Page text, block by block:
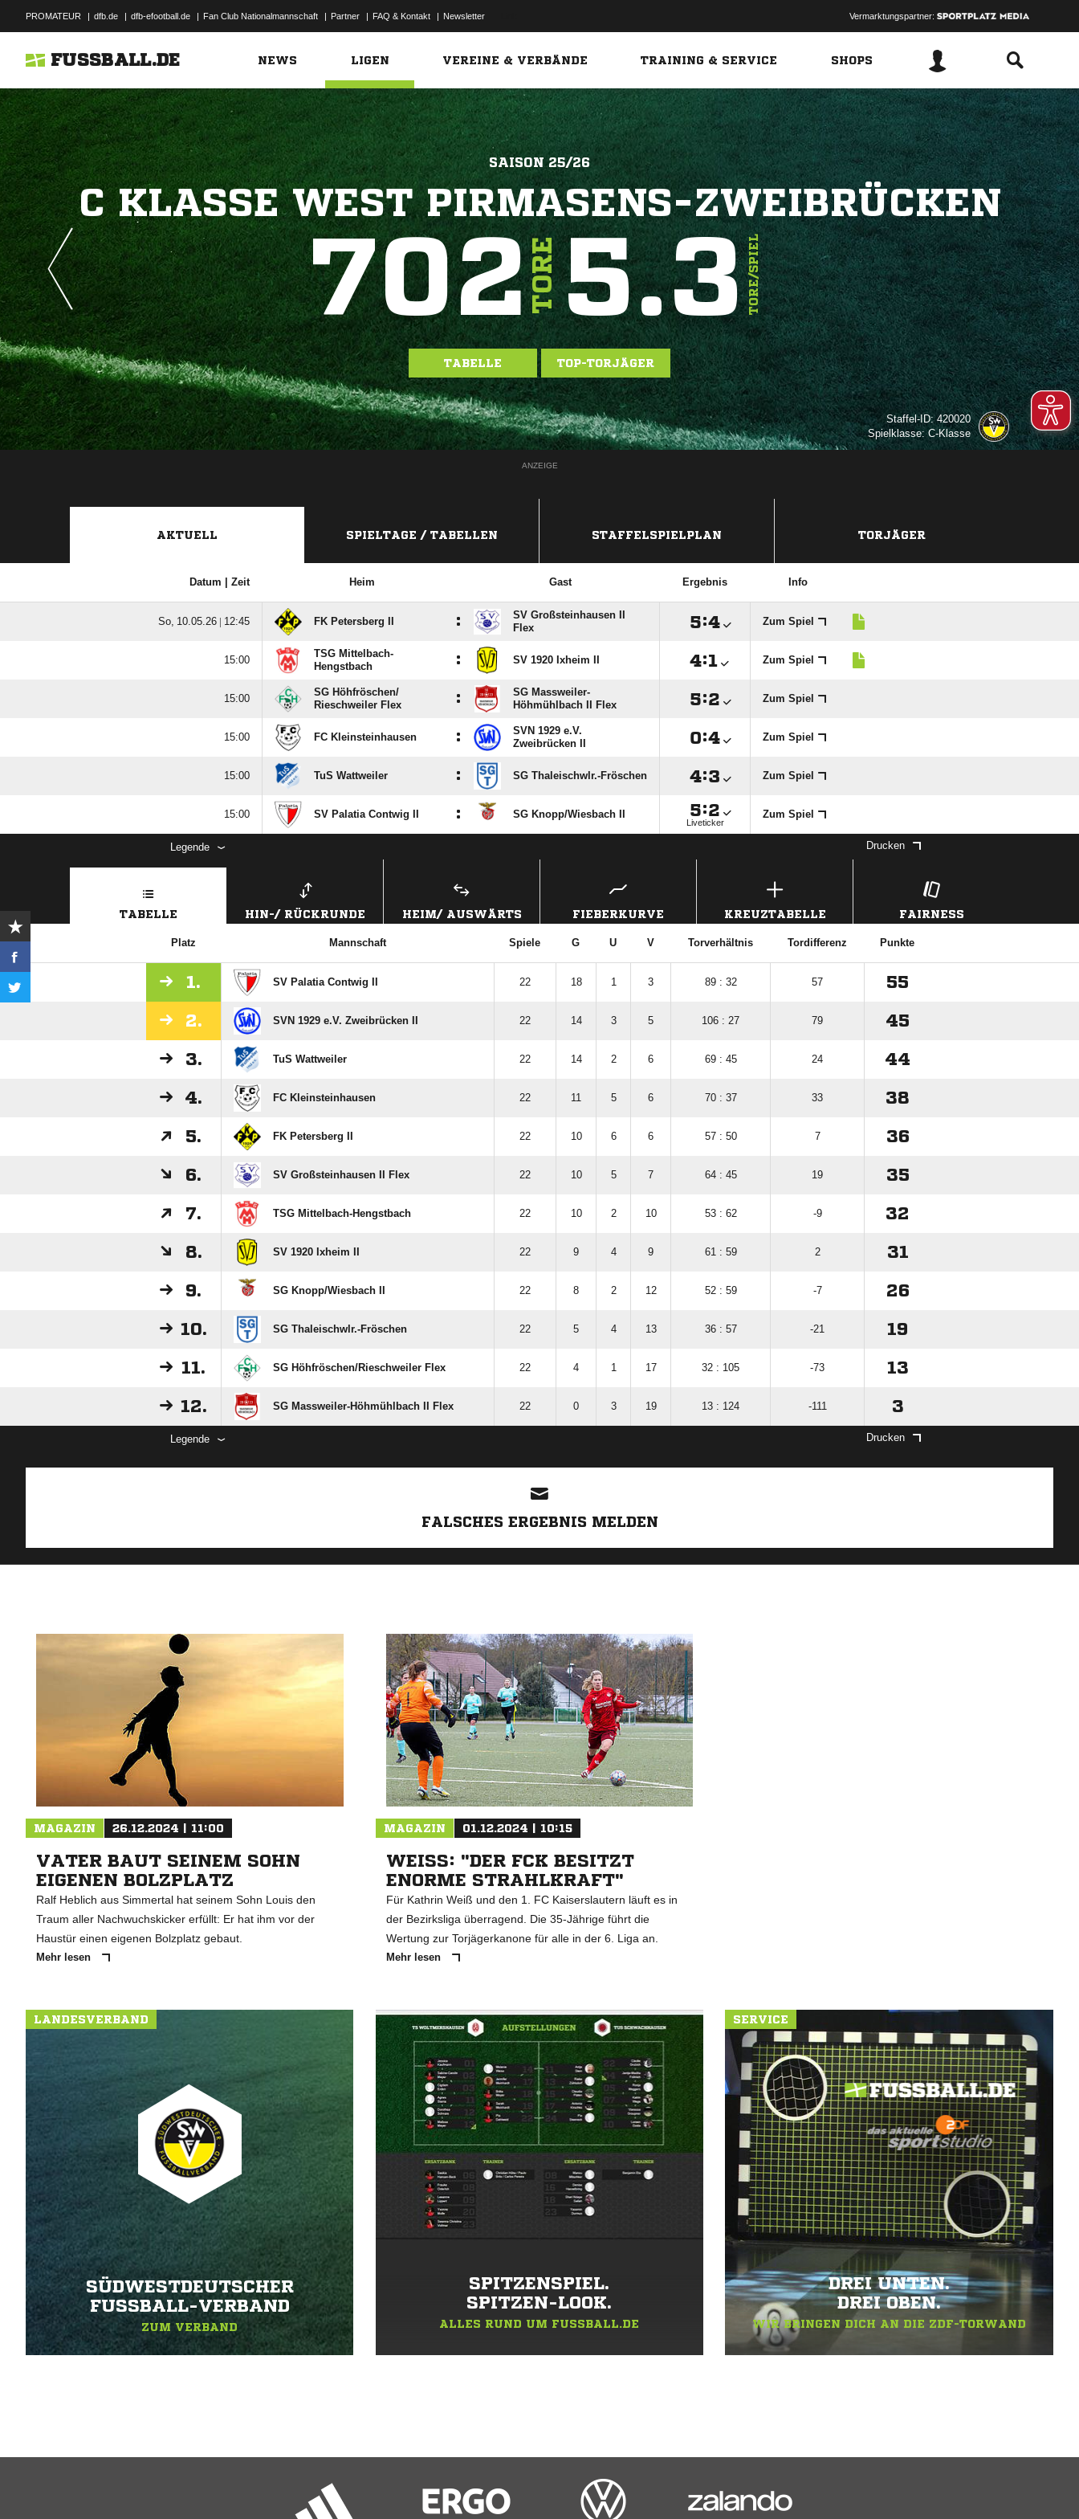
PROMATEUR | dfb.de | dfb-efootball.de | Fan Club Nationalmannschaft | Partner | FAQ & Kontakt | Newsletter Vermarktungspartner:
FUSSBALL.DE NEWS LIGEN VEREINE & VERBÄNDE TRAINING & SERVICE SHOPS
SAISON 25/26
C KLASSE WEST PIRMASENS-ZWEIBRÜCKEN
702TORE5.3TORE/SPIEL
TABELLE TOP-TORJÄGER
Staffel-ID: 420020
Spielklasse: C-Klasse
ANZEIGE
AKTUELL SPIELTAGE / TABELLEN STAFFELSPIELPLAN TORJÄGER
Datum | Zeit Heim Gast Ergebnis Info
  |  FK Petersberg II :
SV Großsteinhausen II
Flex
: Zum Spiel

TSG Mittelbach-
Hengstbach
: SV 1920 Ixheim II : Zum Spiel

SG Höhfröschen/​
Rieschweiler Flex
:
SG Massweiler-
Höhmühlbach II Flex
: Zum Spiel
 FC Kleinsteinhausen :
SVN 1929 e.V.
Zweibrücken II
: Zum Spiel
 TuS Wattweiler : SG Thaleischwlr.-Fröschen : Zum Spiel
 SV Palatia Contwig II : SG Knopp/​Wiesbach II :
Liveticker
Zum Spiel
Legende Drucken
TABELLE HIN-/ RÜCKRUNDE HEIM/ AUSWÄRTS FIEBERKURVE KREUZTABELLE FAIRNESS
Platz Mannschaft Spiele G U V Torverhältnis Tordifferenz Punkte
1. SV Palatia Contwig II 22 18 1 3 89 : 32 57 55
2. SVN 1929 e.V. Zweibrücken II 22 14 3 5 106 : 27 79 45
3. TuS Wattweiler 22 14 2 6 69 : 45 24 44
4. FC Kleinsteinhausen 22 11 5 6 70 : 37 33 38
5. FK Petersberg II 22 10 6 6 57 : 50 7 36
6. SV Großsteinhausen II Flex 22 10 5 7 64 : 45 19 35
7. TSG Mittelbach-Hengstbach 22 10 2 10 53 : 62 -9 32
8. SV 1920 Ixheim II 22 9 4 9 61 : 59 2 31
9. SG Knopp/​Wiesbach II 22 8 2 12 52 : 59 -7 26
10. SG Thaleischwlr.-Fröschen 22 5 4 13 36 : 57 -21 19
11. SG Höhfröschen/​Rieschweiler Flex 22 4 1 17 32 : 105 -73 13
12. SG Massweiler-Höhmühlbach II Flex 22 0 3 19 13 : 124 -111 3
Legende Drucken
FALSCHES ERGEBNIS MELDEN
MAGAZIN 26.12.2024 | 11:00
VATER BAUT SEINEM SOHN
EIGENEN BOLZPLATZ
Ralf Heblich aus Simmertal hat seinem Sohn Louis den
Traum aller Nachwuchskicker erfüllt: Er hat ihm vor der
Haustür einen eigenen Bolzplatz gebaut.
Mehr lesen
MAGAZIN 01.12.2024 | 10:15
WEISS: "DER FCK BESITZT E
NORME STRAHLKRAFT"
Für Kathrin Weiß und den 1. FC Kaiserslautern läuft es in
der Bezirksliga überragend. Die 35-Jährige führt die
Wertung zur Torjägerkanone für alle in der 6. Liga an.
Mehr lesen
LANDESVERBAND
SÜDWESTDEUTSCHER
FUSSBALL-VERBAND
ZUM VERBAND
SPITZENSPIEL.
SPITZEN-LOOK.
ALLES RUND UM FUSSBALL.DE
SERVICE
DREI UNTEN.
DREI OBEN.
WIR BRINGEN DICH AN DIE ZDF-TORWAND